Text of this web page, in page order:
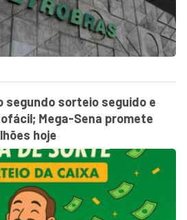
segundo sorteio seguido e
Mega-Sena promete
hoje